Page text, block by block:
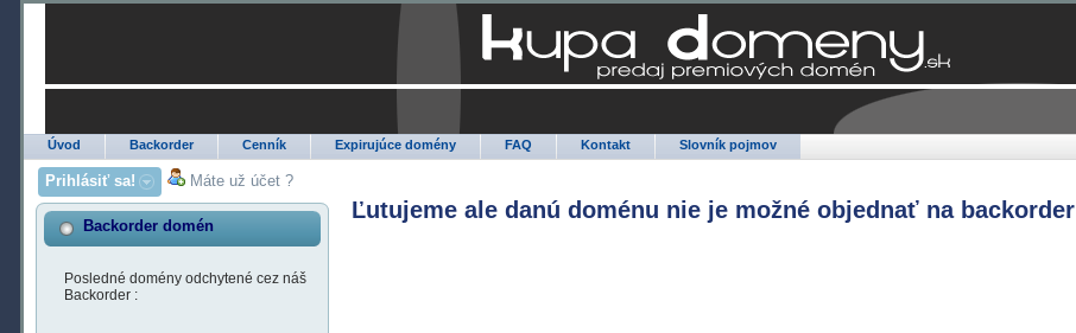
Úvod Backorder Cenník Expirujúce domény FAQ Kontakt Slovník pojmov
Prihlásiť sa! Máte už účet ?
Backorder domén
Posledné domény odchytené cez náš
Backorder :
Ľutujeme ale danú doménu nie je možné objednať na backorder